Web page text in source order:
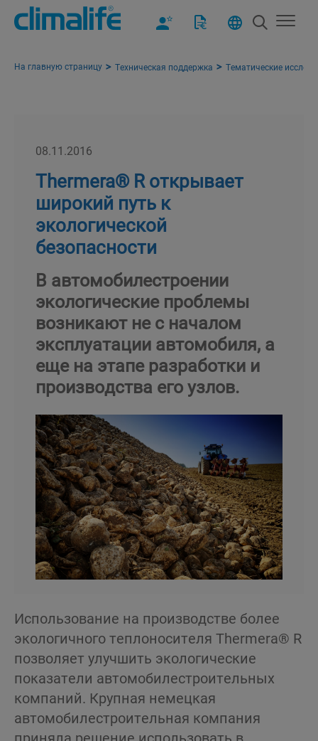
На главную страницу Техническая поддержка Тематические
08.11.2016
Thermera® R открывает
широкий путь к
экологической
безопасности
В автомобилестроении
экологические проблемы
возникают не с началом
эксплуатации автомобиля, а
еще на этапе разработки и
производства его узлов.
Использование на производстве более
экологичного теплоносителя Thermera® R
позволяет улучшить экологические
показатели автомобилестроительных
компаний. Крупная немецкая
автомобилестроительная компания
приняла решение использовать в